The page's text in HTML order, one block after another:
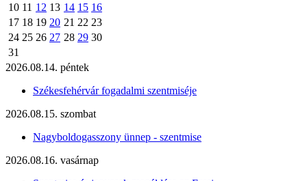
10 11 12 13 14 15 16
17 18 19 20 21 22 23
24 25 26 27 28 29 30
31
2026.08.14. péntek
Székesfehérvár fogadalmi szentmiséje
2026.08.15. szombat
Nagyboldogasszony ünnep - szentmise
2026.08.16. vasárnap